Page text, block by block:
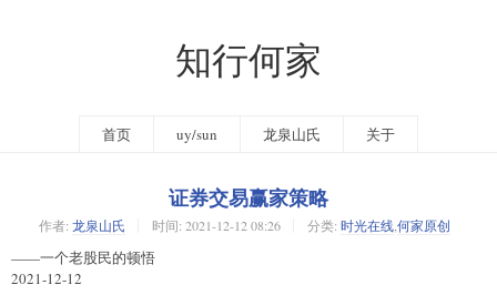
知行何家
首页 uy/sun 龙泉山氏 关于
证券交易赢家策略
作者: 龙泉山氏 时间: 2021-12-12 08:26 分类: 时光在线,何家原创
——一个老股民的顿悟
2021-12-12